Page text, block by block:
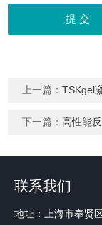
上一篇：TSKgel
下一篇：高性能
联系我们